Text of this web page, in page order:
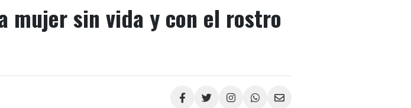
mujer sin vida y con el rostro
Compartir